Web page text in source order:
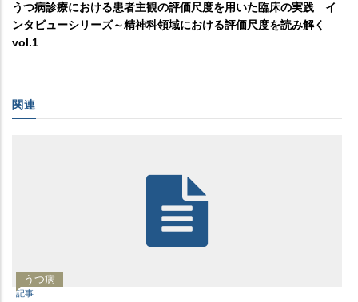
うつ病診療における患者主観の評価尺度を用いた臨床の実践 イ
ンタビューシリーズ～精神科領域における評価尺度を読み解く
vol.1
関連
うつ病
記事